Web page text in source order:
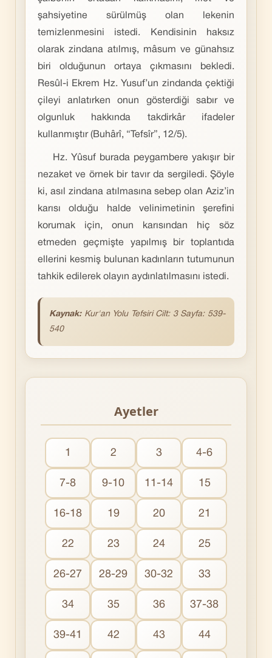
şahsiyetine sürülmüş olan lekenin
temizlenmesini istedi. Kendisinin haksız
olarak zindana atılmış, mâsum ve günahsız
biri olduğunun ortaya çıkmasını bekledi.
Resûl-i Ekrem Hz. Yusuf’un zindanda çektiği
çileyi anlatırken onun gösterdiği sabır ve
olgunluk hakkında takdirkâr ifadeler
kullanmıştır (Buhârî, “Tefsîr”, 12/5).
Hz. Yûsuf burada peygambere yakışır bir
nezaket ve örnek bir tavır da sergiledi. Şöyle
ki, asıl zindana atılmasına sebep olan Aziz’in
karısı olduğu halde velinimetinin şerefini
korumak için, onun karısından hiç söz
etmeden geçmişte yapılmış bir toplantıda
ellerini kesmiş bulunan kadınların tutumunun
tahkik edilerek olayın aydınlatılmasını istedi.
Kaynak: Kur'an Yolu Tefsiri Cilt: 3 Sayfa: 539-
540
Ayetler
1 2 3 4-6
7-8 9-10 11-14 15
16-18 19 20 21
22 23 24 25
26-27 28-29 30-32 33
34 35 36 37-38
39-41 42 43 44